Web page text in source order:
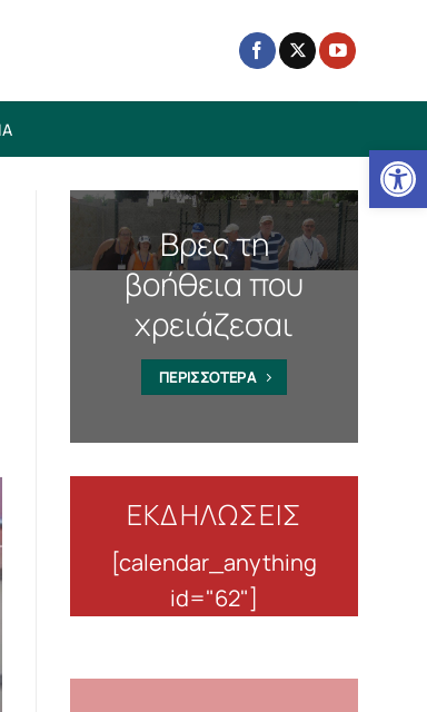
Βρες τη
βοήθεια που
χρειάζεσαι
ΠΕΡΙΣΣΟΤΕΡΑ
ΕΚΔΗΛΩΣΕΙΣ
[calendar_anything
id="62"]